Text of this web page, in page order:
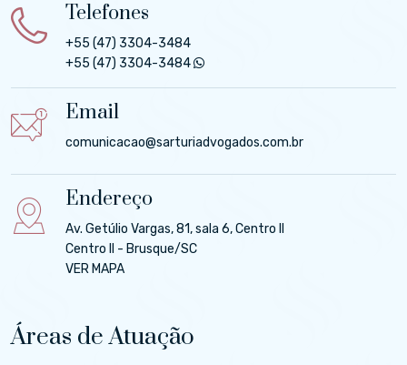
Áreas de Atuação
Telefones
+55 (47) 3304-3484
+55 (47) 3304-3484
Email
comunicacao@sarturiadvogados.com.br
Endereço
Av. Getúlio Vargas, 81, sala 6, Centro II
Centro II - Brusque/SC
VER MAPA